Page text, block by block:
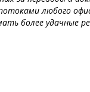
любого
более удачные